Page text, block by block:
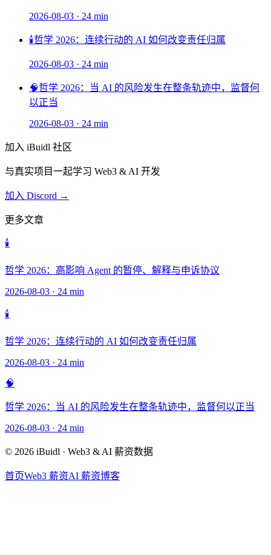
2026-08-03 · 24 min
🕯️哲学 2026：连续行动的 AI 如何改变责任归属
2026-08-03 · 24 min
🧠哲学 2026：当 AI 的风险发生在整条轨迹中，监督何
以正当
2026-08-03 · 24 min
加入 iBuidl 社区
与真实项目一起学习 Web3 & AI 开发
加入 Discord →
更多文章
🕯️
哲学 2026：高影响 Agent 的暂停、解释与申诉协议
2026-08-03 · 24 min
🕯️
哲学 2026：连续行动的 AI 如何改变责任归属
2026-08-03 · 24 min
🧠
哲学 2026：当 AI 的风险发生在整条轨迹中，监督何以正当
2026-08-03 · 24 min
© 2026 iBuidl · Web3 & AI 薪资数据
首页Web3 薪资AI 薪资博客